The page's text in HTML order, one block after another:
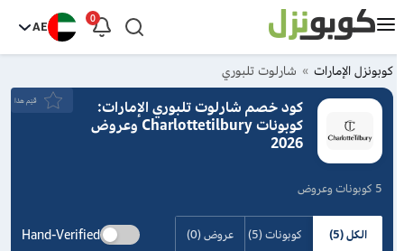
0
AE
كوبونزل الإمارات شارلوت تلبوري
كود خصم شارلوت تلبوري الإمارات:
كوبونات Charlottetilbury وعروض
2026
5 كوبونات وعروض
قيَم هذا
الكل (5) كوبونات (5) عروض (0) Hand-Verified